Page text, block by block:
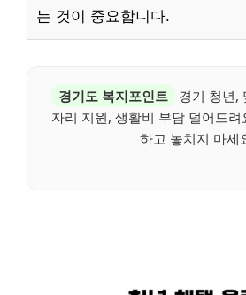
는 것이 중요합니다.
경기도 복지포인트
경기 청년,
자리 지원, 생활비 부담 덜어드려
하고 놓치지 마세